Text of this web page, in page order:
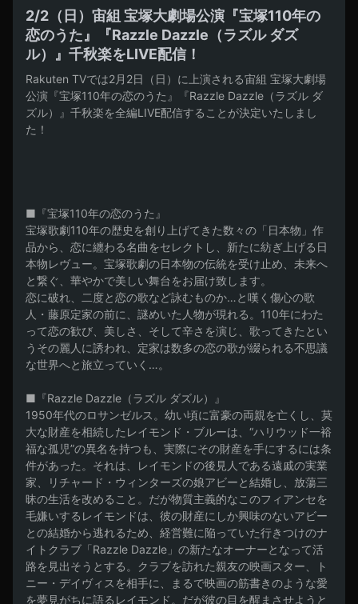
2/2（日）宙組 宝塚大劇場公演『宝塚110年の
恋のうた』『Razzle Dazzle（ラズル ダズ
ル）』千秋楽をLIVE配信！
Rakuten TVでは2月2日（日）に上演される宙組 宝塚大劇場
公演『宝塚110年の恋のうた』『Razzle Dazzle（ラズル ダ
ズル）』千秋楽を全編LIVE配信することが決定いたしまし
た！
■『宝塚110年の恋のうた』
宝塚歌劇110年の歴史を創り上げてきた数々の「日本物」作
品から、恋に纏わる名曲をセレクトし、新たに紡ぎ上げる日
本物レヴュー。宝塚歌劇の日本物の伝統を受け止め、未来へ
と繋ぐ、華やかで美しい舞台をお届け致します。
恋に破れ、二度と恋の歌など詠むものか…と嘆く傷心の歌
人・藤原定家の前に、謎めいた人物が現れる。110年にわた
って恋の歓び、美しさ、そして辛さを演じ、歌ってきたとい
うその麗人に誘われ、定家は数多の恋の歌が綴られる不思議
な世界へと旅立っていく…。
■『Razzle Dazzle（ラズル ダズル）』
1950年代のロサンゼルス。幼い頃に富豪の両親を亡くし、莫
大な財産を相続したレイモンド・ブルーは、“ハリウッド一裕
福な孤児”の異名を持つも、実際にその財産を手にするには条
件があった。それは、レイモンドの後見人である遠戚の実業
家、リチャード・ウィンターズの娘アビーと結婚し、放蕩三
昧の生活を改めること。だが物質主義的なこのフィアンセを
毛嫌いするレイモンドは、彼の財産にしか興味のないアビー
との結婚から逃れるため、経営難に陥っていた行きつけのナ
イトクラブ「Razzle Dazzle」の新たなオーナーとなって活
路を見出そうとする。クラブを訪れた親友の映画スター、ト
ニー・デイヴィスを相手に、まるで映画の筋書きのような愛
を夢見がちに語るレイモンド。だが彼の目を醒まさせようと